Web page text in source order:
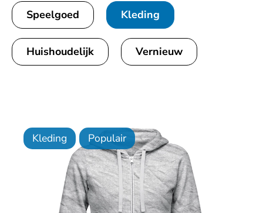
Speelgoed Kleding
Huishoudelijk Vernieuw
Kleding Populair